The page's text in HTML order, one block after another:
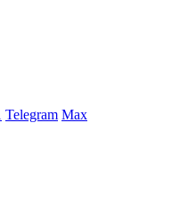
Telegram Max